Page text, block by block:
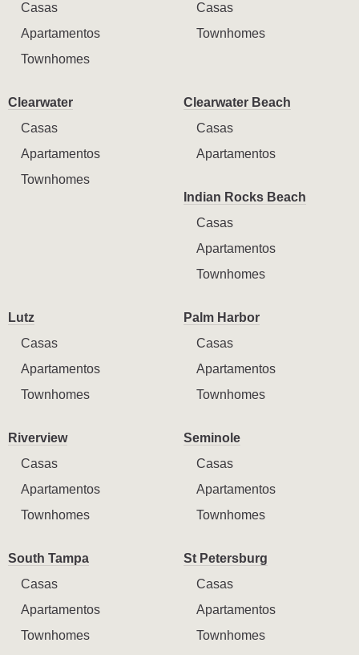
Casas
Apartamentos
Townhomes
Casas
Townhomes
Clearwater
Casas
Apartamentos
Townhomes
Clearwater Beach
Casas
Apartamentos
Indian Rocks Beach
Casas
Apartamentos
Townhomes
Lutz
Casas
Apartamentos
Townhomes
Palm Harbor
Casas
Apartamentos
Townhomes
Riverview
Casas
Apartamentos
Townhomes
Seminole
Casas
Apartamentos
Townhomes
South Tampa
Casas
Apartamentos
Townhomes
St Petersburg
Casas
Apartamentos
Townhomes